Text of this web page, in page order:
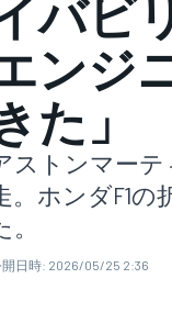
ーパーフォーミュラ
バビ
ンジ
た」
ストンマーテ
。ホンダF1
。
日時: 2026/05/25 2:36